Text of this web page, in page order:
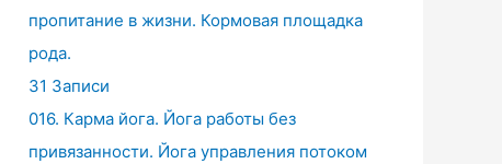
пропитание в жизни. Кормовая площадка
рода.
31 Записи
016. Карма йога. Йога работы без
привязанности. Йога управления потоком